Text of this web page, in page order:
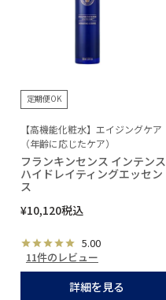
定期便OK
【高機能化粧水】エイジングケア
（年齢に応じたケア）
フランキンセンス インテンス
ハイドレイティングエッセン
ス
¥10,120税込
5.00
11件のレビュー
詳細を見る